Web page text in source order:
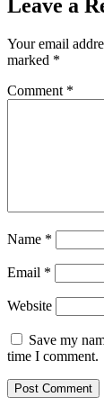
Leave a
Your email
marked *
Comment *
Name *
Email *
Website
Save my
time I comment.